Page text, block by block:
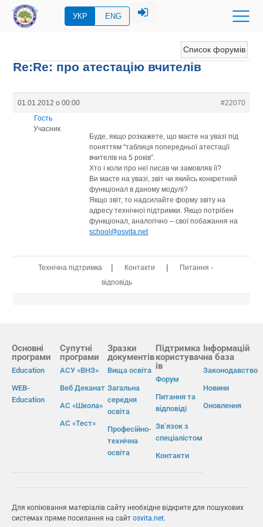
УКР ENG
Список форумів
Re:Re: про атестацію вчителів
01.01.2012 о 00:00
#22070
Гость
Учасник
Буде, якщо розкажете, що маєте на увазі під
поняттям “таблиця попередньої атестації
вчителів на 5 років”.
Хто і коли про неї писав чи замовляв її?
Ви маєте на увазі, звіт чи якийсь конкретний
функціонал в даному модулі?
Якщо звіт, то надсилайте форму звіту на
адресу технічної підтримки. Якщо потрібен
функціонал, аналогічно – свої побажання на
school@osvita.net
Технічна підтримка | Контакти |
Питання -
відповідь
Основні
програми
Education
WEB-
Education
Супутні
програми
АСУ «ВНЗ»
Веб Деканат
АС «Школа»
АС «Тест»
Зразки
документів
Вища освіта
Загальна
середня
освіта
Професійно-
технічна
освіта
Підтримка
користувач
ів
Форум
Питання та
відповіді
Зв’язок з
спеціалістом
Контакти
Інформацій
на база
Законодавство
Новини
Оновлення
Для копіювання матеріалів сайту необхідне відкрите для пошукових
системах пряме посилання на сайт osvita.net.